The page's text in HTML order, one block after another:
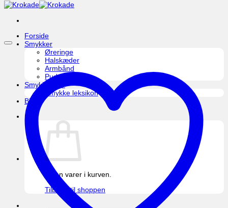
Forside
Smykker
Øreringe
Halskæder
Armbånd
Pudseklud
Smykkepleje
Smykke leksikon
Blog
Ingen varer i kurven.
Tilbage til shoppen